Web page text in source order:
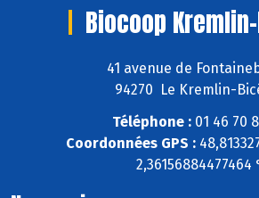
Biocoop
41 avenue de
94270 Le Kremlin-
Téléphone : 01 46 70
Coordonnées GPS :
2,36156884477464